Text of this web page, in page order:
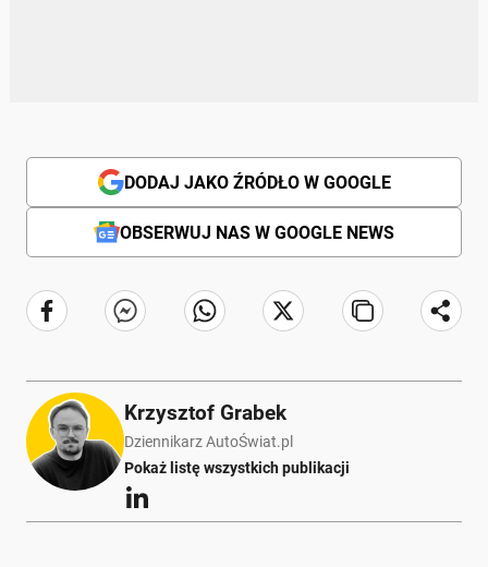
DODAJ JAKO ŹRÓDŁO W GOOGLE
OBSERWUJ NAS W GOOGLE NEWS
Krzysztof Grabek
Dziennikarz AutoŚwiat.pl
Pokaż listę wszystkich publikacji